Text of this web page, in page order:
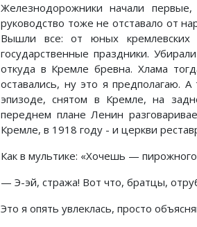
Железнодорожники начали
руководство тоже не отставало от
Вышли все: от юных кремлевских
государственные праздники.
откуда в Кремле бревна. Хлама
оставались, ну это я предполагаю.
эпизоде, снятом в Кремле, на
переднем плане Ленин
Кремле, в 1918 году - и церкви
Как в мультике: «Хочешь —
— Э-эй, стража! Вот что, братцы,
Это я опять увлеклась, просто